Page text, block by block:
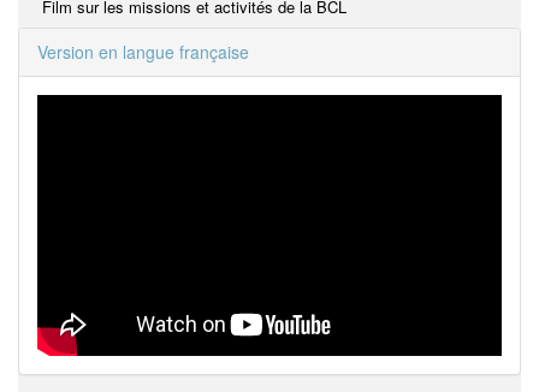
Film sur les missions et activités de la BCL
Version en langue française